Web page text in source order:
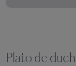
Plato de